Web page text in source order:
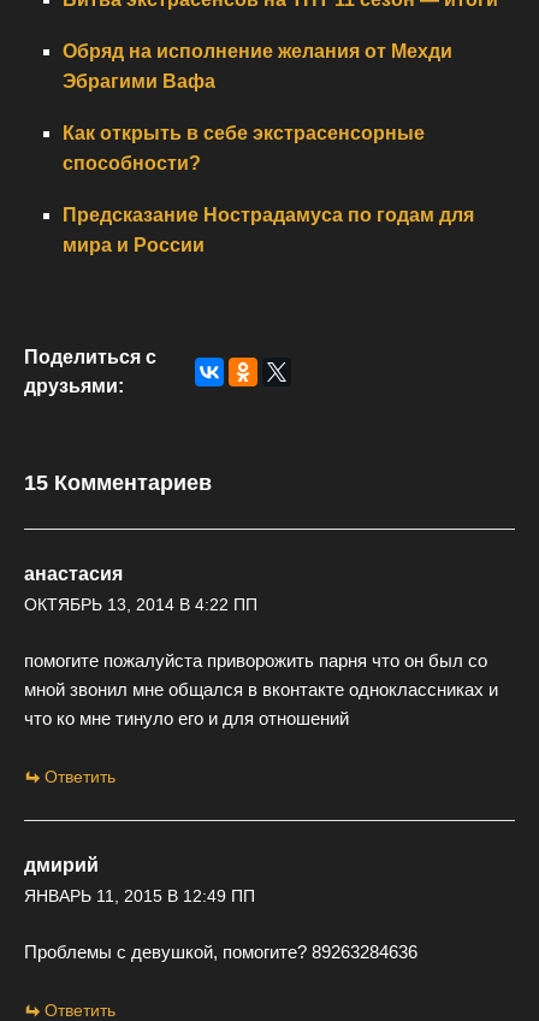
Обряд на исполнение желания от Мехди
Эбрагими Вафа
Как открыть в себе экстрасенсорные
способности?
Предсказание Нострадамуса по годам для
мира и России
Поделиться с
друзьями:
15 Комментариев
анастасия
ОКТЯБРЬ 13, 2014 В 4:22 ПП
помогите пожалуйста приворожить парня что он был со
мной звонил мне общался в вконтакте одноклассниках и
что ко мне тинуло его и для отношений
Ответить
дмирий
ЯНВАРЬ 11, 2015 В 12:49 ПП
Проблемы с девушкой, помогите? 89263284636
Ответить